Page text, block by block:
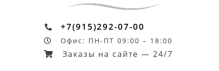
+7(915)292-07-00
Офис: ПН-ПТ 09:00 – 18:00
Заказы на сайте — 24/7